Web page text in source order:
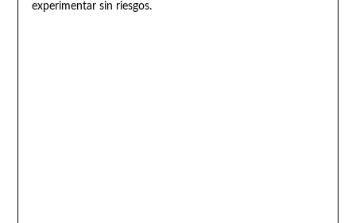
experimentar sin riesgos.